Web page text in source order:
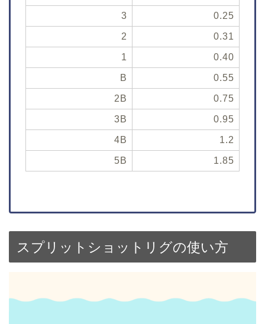
3 0.25
2 0.31
1 0.40
B 0.55
2B 0.75
3B 0.95
4B 1.2
5B 1.85
スプリットショットリグの使い方